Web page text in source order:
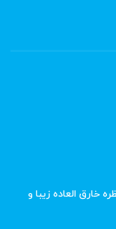
خارق العاده زیبا و